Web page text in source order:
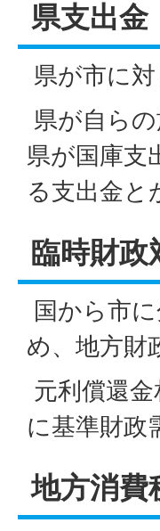
県支出金
県が市に
県が自ら
県が国庫支
る支出金と
臨時財政
国から市
め、地方財
元利償還
に基準財政
地方消費